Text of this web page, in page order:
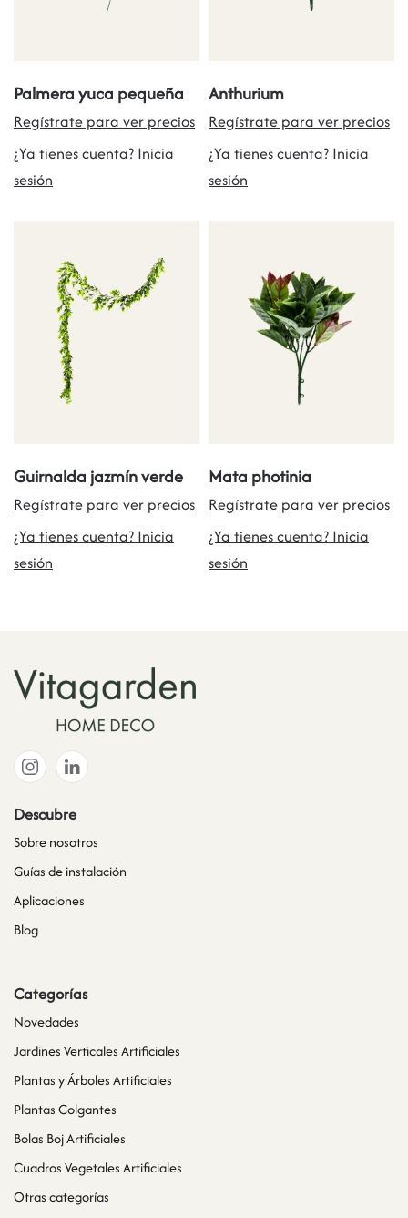
Palmera yuca pequeña
Regístrate para ver precios
¿Ya tienes cuenta? Inicia
sesión
Anthurium
Regístrate para ver precios
¿Ya tienes cuenta? Inicia
sesión
Guirnalda jazmín verde
Regístrate para ver precios
¿Ya tienes cuenta? Inicia
sesión
Mata photinia
Regístrate para ver precios
¿Ya tienes cuenta? Inicia
sesión
Descubre
Sobre nosotros
Guías de instalación
Aplicaciones
Blog
Categorías
Novedades
Jardines Verticales Artificiales
Plantas y Árboles Artificiales
Plantas Colgantes
Bolas Boj Artificiales
Cuadros Vegetales Artificiales
Otras categorías